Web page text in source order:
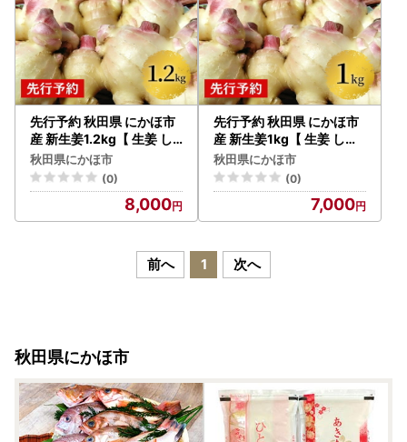
先行予約 秋田県 にかほ市
産 新生姜1.2kg【 生姜 し
ょうが ショウガ ジンジャ
ー 薬味 】
秋田県にかほ市
(0)
8,000
先行予約 秋田県 にかほ市
産 新生姜1kg【 生姜 しょ
うが ショウガ ジンジャー
薬味 】
秋田県にかほ市
(0)
7,000
前へ 1 次へ
秋田県にかほ市